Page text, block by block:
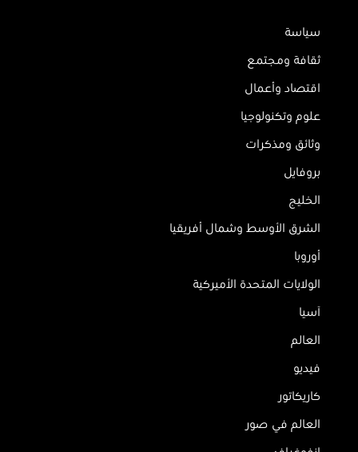
سياسة
ثقافة ومجتمع
اقتصاد وأعمال
علوم وتكنولوجيا
وثائق ومذكرات
بروفايل
الخليج
الشرق الأوسط وشمال أفريقيا
أوروبا
الولايات المتحدة الأميركية
آسيا
العالم
فيديو
كاريكاتور
العالم في صور